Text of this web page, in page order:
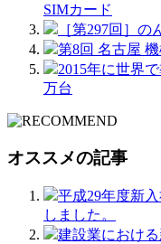
SIMカード
［第297回］
第8回 名古屋
2015年に世界
万台
オススメの記事
平成29年度新
しました。
建設業におけ